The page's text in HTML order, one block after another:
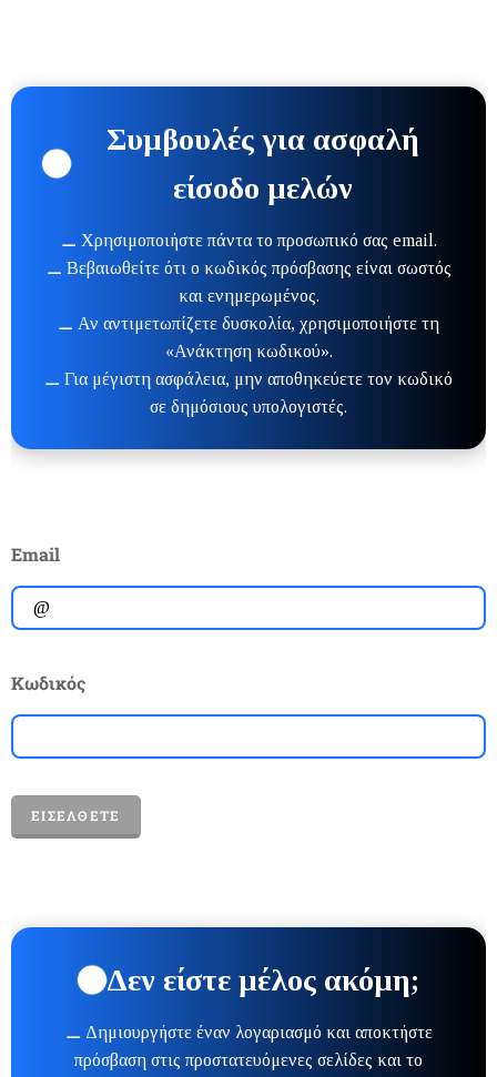
Συμβουλές για ασφαλή
είσοδο μελών
⚊ Χρησιμοποιήστε πάντα το προσωπικό σας email.
⚊ Βεβαιωθείτε ότι ο κωδικός πρόσβασης είναι σωστός
και ενημερωμένος.
⚊ Αν αντιμετωπίζετε δυσκολία, χρησιμοποιήστε τη
«Ανάκτηση κωδικού».
⚊ Για μέγιστη ασφάλεια, μην αποθηκεύετε τον κωδικό
σε δημόσιους υπολογιστές.
Email
Κωδικός
ΕΙΣΈΛΘΕΤΕ
Δεν είστε μέλος ακόμη;
⚊ Δημιουργήστε έναν λογαριασμό και αποκτήστε
πρόσβαση στις προστατευόμενες σελίδες και το